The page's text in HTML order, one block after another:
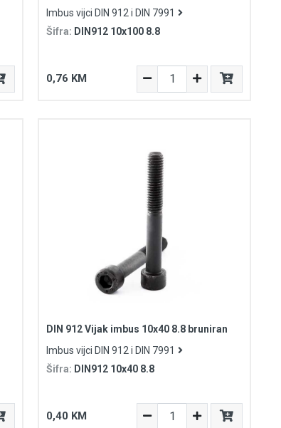
Imbus vijci DIN 912 i DIN 7991
Šifra: DIN912 10x100 8.8
0,76 KM
DIN 912 Vijak imbus 10x40 8.8 bruniran
Imbus vijci DIN 912 i DIN 7991
Šifra: DIN912 10x40 8.8
0,40 KM